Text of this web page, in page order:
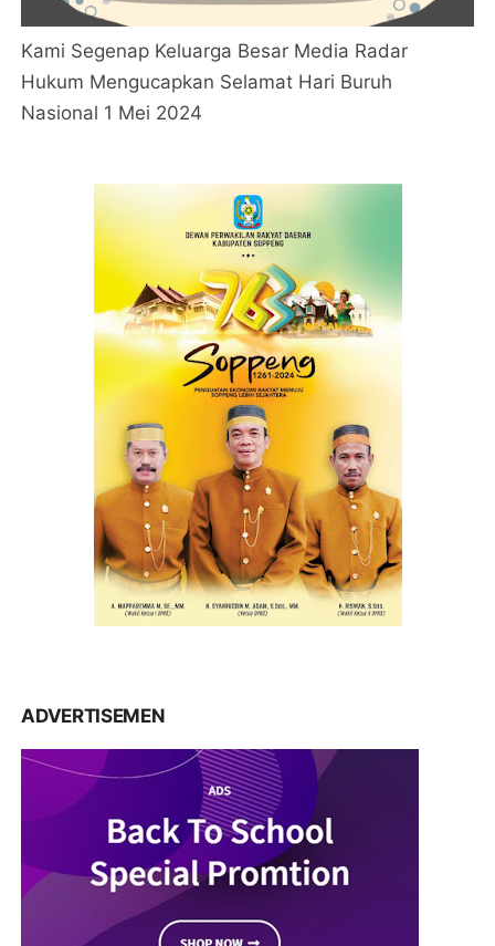
Kami Segenap Keluarga Besar Media Radar
Hukum Mengucapkan Selamat Hari Buruh
Nasional 1 Mei 2024
ADVERTISEMEN